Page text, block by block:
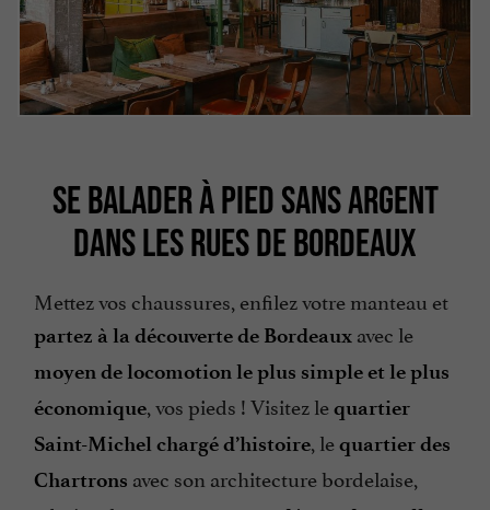
SE BALADER À PIED SANS ARGENT
DANS LES RUES DE BORDEAUX
Mettez vos chaussures, enfilez votre manteau et
partez à la découverte de Bordeaux avec le
moyen de locomotion le plus simple et le plus
économique, vos pieds ! Visitez lequartier
Saint-Michel chargé d’histoire, lequartier des
Chartrons avec son architecture bordelaise,